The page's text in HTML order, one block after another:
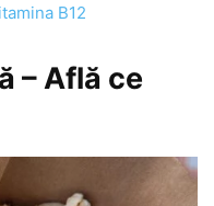
B12
– Află ce